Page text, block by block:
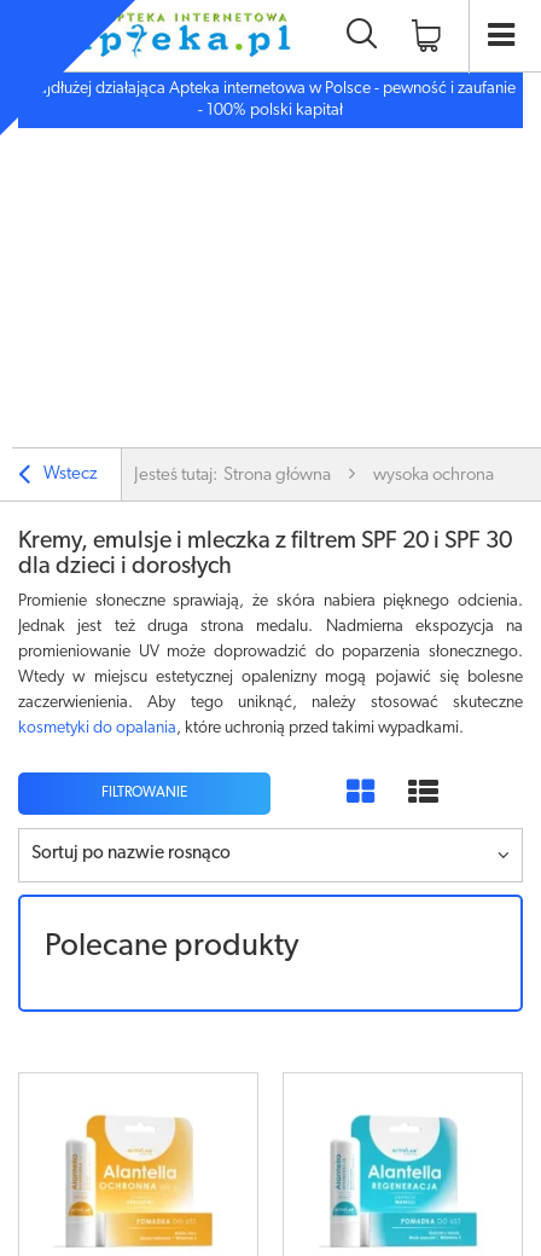
Najdłużej działająca Apteka internetowa w Polsce - pewność i zaufanie
- 100% polski kapitał
Wstecz Jesteś tutaj: Strona główna wysoka ochrona
Kremy, emulsje i mleczka z filtrem SPF 20 i SPF 30
dla dzieci i dorosłych
Promienie słoneczne sprawiają, że skóra nabiera pięknego odcienia.
Jednak jest też druga strona medalu. Nadmierna ekspozycja na
promieniowanie UV może doprowadzić do poparzenia słonecznego.
Wtedy w miejscu estetycznej opalenizny mogą pojawić się bolesne
zaczerwienienia. Aby tego uniknąć, należy stosować skuteczne
kosmetyki do opalania, które uchronią przed takimi wypadkami.
FILTROWANIE
Sortuj po nazwie rosnąco
Polecane produkty